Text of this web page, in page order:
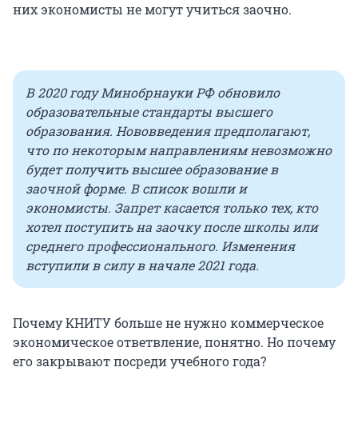
них экономисты не могут учиться заочно.
В 2020 году Минобрнауки РФ обновило
образовательные стандарты высшего
образования. Нововведения предполагают,
что по некоторым направлениям невозможно
будет получить высшее образование в
заочной форме. В список вошли и
экономисты. Запрет касается только тех, кто
хотел поступить на заочку после школы или
среднего профессионального. Изменения
вступили в силу в начале 2021 года.
Почему КНИТУ больше не нужно коммерческое
экономическое ответвление, понятно. Но почему
его закрывают посреди учебного года?